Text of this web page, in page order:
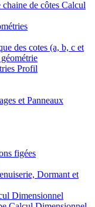
chaine de côtes Calcul
des cotes (a, b, c et
Profil
et Panneaux
figées
Dormant et
Dimensionnel